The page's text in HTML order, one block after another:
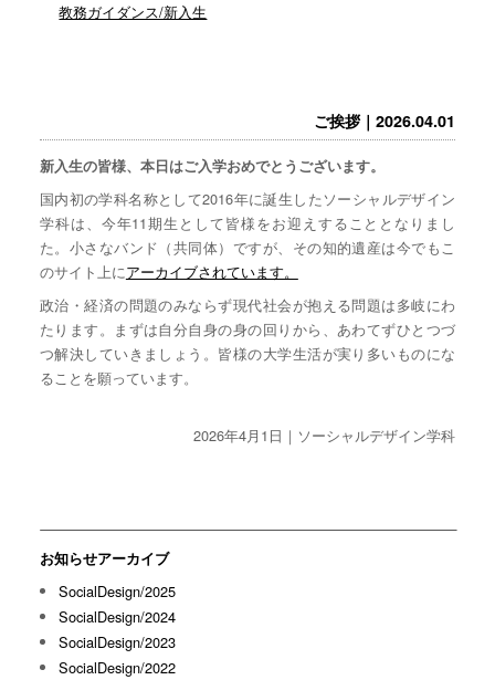
教務ガイダンス/新入生
ご挨拶｜2026.04.01
新入生の皆様、本日はご入学おめでとうございます。
国内初の学科名称として2016年に誕生したソーシャルデザイン
学科は、今年11期生として皆様をお迎えすることとなりまし
た。小さなバンド（共同体）ですが、その知的遺産は今でもこ
のサイト上にアーカイブされています。
政治・経済の問題のみならず現代社会が抱える問題は多岐にわ
たります。まずは自分自身の身の回りから、あわてずひとつづ
つ解決していきましょう。皆様の大学生活が実り多いものにな
ることを願っています。
2026年4月1日｜ソーシャルデザイン学科
お知らせアーカイブ
SocialDesign/2025
SocialDesign/2024
SocialDesign/2023
SocialDesign/2022